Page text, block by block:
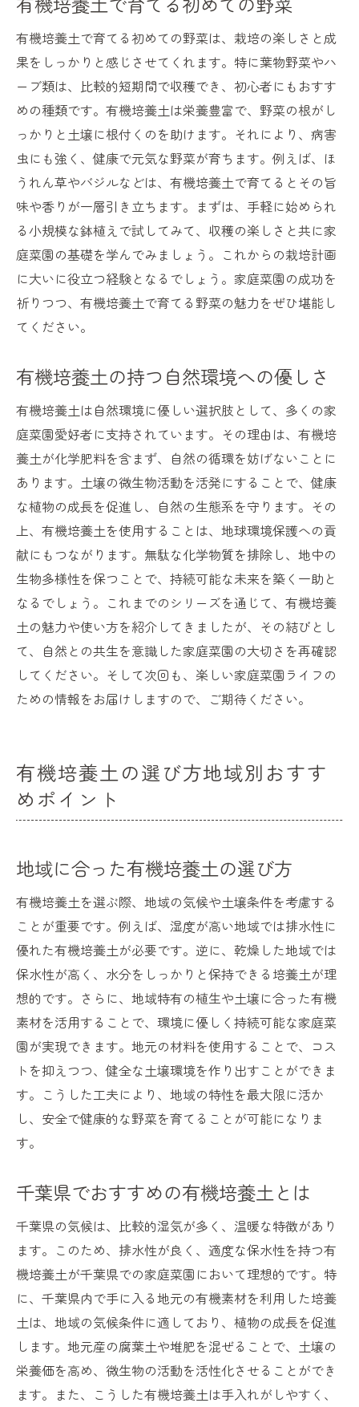
有機培養土で育てる初めての野菜は、栽培の楽しさと成
果をしっかりと感じさせてくれます。特に葉物野菜やハ
ーブ類は、比較的短期間で収穫でき、初心者にもおすす
めの種類です。有機培養土は栄養豊富で、野菜の根がし
っかりと土壌に根付くのを助けます。それにより、病害
虫にも強く、健康で元気な野菜が育ちます。例えば、ほ
うれん草やバジルなどは、有機培養土で育てるとその旨
味や香りが一層引き立ちます。まずは、手軽に始められ
る小規模な鉢植えで試してみて、収穫の楽しさと共に家
庭菜園の基礎を学んでみましょう。これからの栽培計画
に大いに役立つ経験となるでしょう。家庭菜園の成功を
祈りつつ、有機培養土で育てる野菜の魅力をぜひ堪能し
てください。
有機培養土の持つ自然環境への優しさ
有機培養土は自然環境に優しい選択肢として、多くの家
庭菜園愛好者に支持されています。その理由は、有機培
養土が化学肥料を含まず、自然の循環を妨げないことに
あります。土壌の微生物活動を活発にすることで、健康
な植物の成長を促進し、自然の生態系を守ります。その
上、有機培養土を使用することは、地球環境保護への貢
献にもつながります。無駄な化学物質を排除し、地中の
生物多様性を保つことで、持続可能な未来を築く一助と
なるでしょう。これまでのシリーズを通じて、有機培養
土の魅力や使い方を紹介してきましたが、その結びとし
て、自然との共生を意識した家庭菜園の大切さを再確認
してください。そして次回も、楽しい家庭菜園ライフの
ための情報をお届けしますので、ご期待ください。
有機培養土の選び方地域別おすす
めポイント
地域に合った有機培養土の選び方
有機培養土を選ぶ際、地域の気候や土壌条件を考慮する
ことが重要です。例えば、湿度が高い地域では排水性に
優れた有機培養土が必要です。逆に、乾燥した地域では
保水性が高く、水分をしっかりと保持できる培養土が理
想的です。さらに、地域特有の植生や土壌に合った有機
素材を活用することで、環境に優しく持続可能な家庭菜
園が実現できます。地元の材料を使用することで、コス
トを抑えつつ、健全な土壌環境を作り出すことができま
す。こうした工夫により、地域の特性を最大限に活か
し、安全で健康的な野菜を育てることが可能になりま
す。
千葉県でおすすめの有機培養土とは
千葉県の気候は、比較的湿気が多く、温暖な特徴があり
ます。このため、排水性が良く、適度な保水性を持つ有
機培養土が千葉県での家庭菜園において理想的です。特
に、千葉県内で手に入る地元の有機素材を利用した培養
土は、地域の気候条件に適しており、植物の成長を促進
します。地元産の腐葉土や堆肥を混ぜることで、土壌の
栄養価を高め、微生物の活動を活性化させることができ
ます。また、こうした有機培養土は手入れがしやすく、